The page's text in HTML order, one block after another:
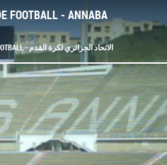
FOOTBALL - ANNABA
FÉDÉRATION ALGÉRIENNE DE FOOTBALL - الاتحاد الجزائري لكرة القدم